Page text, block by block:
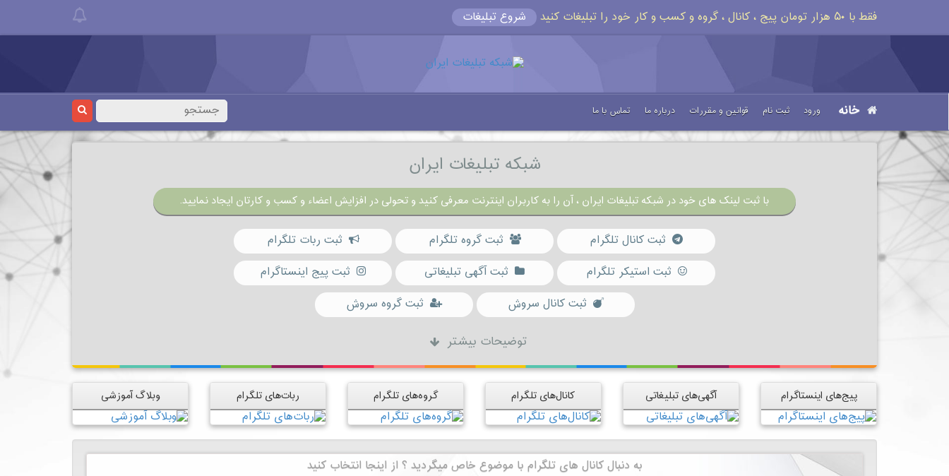
فقط با ۵۰ هزار تومان پیج ، کانال ، گروه و کسب و کار خود را تبلیغات کنید شروع تبلیغات
خانه ورود ثبت نام قوانین و مقررات درباره ما تماس با ما
شبکه تبلیغات ایران
با ثبت لینک های خود در شبکه تبلیغات ایران ، آن را به کاربران اینترنت معرفی کنید و تحولی در افزایش اعضاء و کسب و کارتان ایجاد نمایید.
ثبت کانال تلگرام ثبت گروه تلگرام
ثبت ربات تلگرام
ثبت استیکر تلگرام
ثبت آگهی تبلیغاتی
ثبت پیج اینستاگرام
ثبت کانال سروش
ثبت گروه سروش
توضیحات بیشتر
پیج‌های اینستاگرام آگهی‌های تبلیغاتی کانال‌های تلگرام گروه‌های تلگرام ربات‌های تلگرام وبلاگ آموزشی
به دنبال کانال های تلگرام با موضوع خاص میگردید ؟ از اینجا انتخاب کنید